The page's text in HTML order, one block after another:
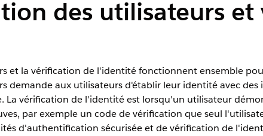
des utilisateurs
et la vérification de l'identité fonctionnent ensemble
demande aux utilisateurs d'établir leur identité avec
La vérification de l'identité est lorsqu'un utilisateur
par exemple un code de vérification que seul
d'authentification sécurisée et de vérification de